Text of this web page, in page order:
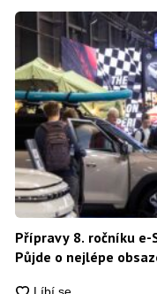
Přípravy 8. ročníku e-
Půjde o nejlépe